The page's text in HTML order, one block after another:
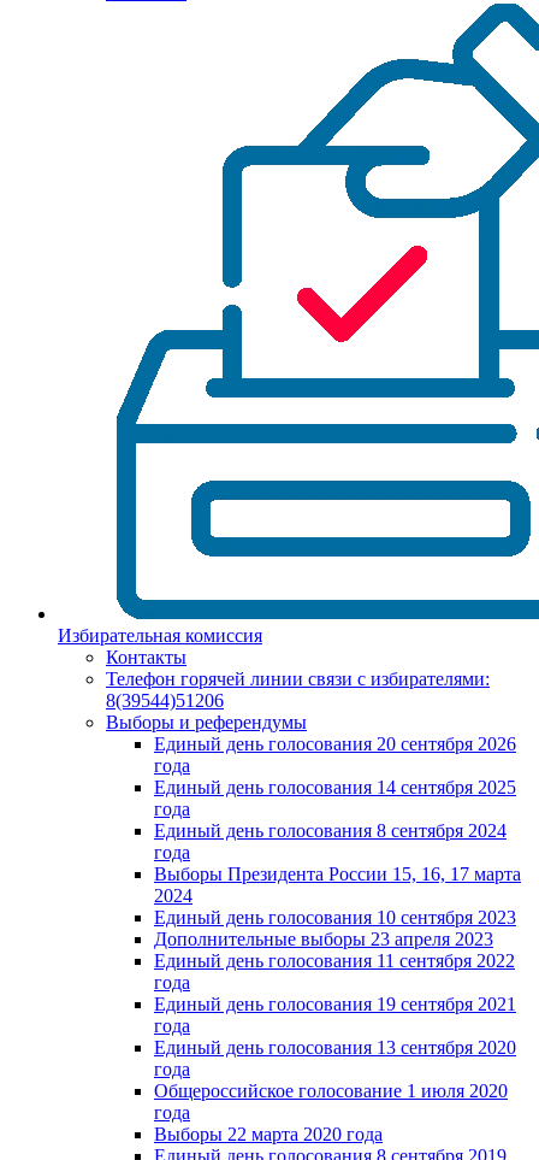
Избирательная комиссия
Контакты
Телефон горячей линии связи с избирателями:
8(39544)51206
Выборы и референдумы
Единый день голосования 20 сентября 2026
года
Единый день голосования 14 сентября 2025
года
Единый день голосования 8 сентября 2024
года
Выборы Президента России 15, 16, 17 марта
2024
Единый день голосования 10 сентября 2023
Дополнительные выборы 23 апреля 2023
Единый день голосования 11 сентября 2022
года
Единый день голосования 19 сентября 2021
года
Единый день голосования 13 сентября 2020
года
Общероссийское голосование 1 июля 2020
года
Выборы 22 марта 2020 года
Единый день голосования 8 сентября 2019